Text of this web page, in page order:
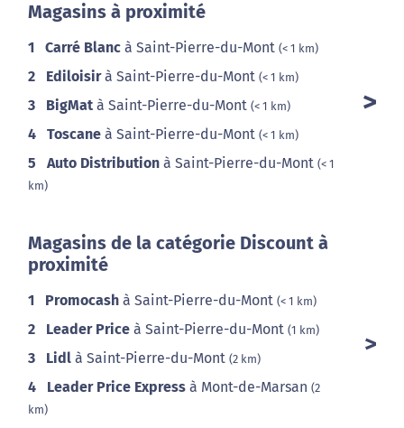
Magasins à proximité
1 Carré Blanc à Saint-Pierre-du-Mont (< 1 km)
2 Ediloisirà Saint-Pierre-du-Mont (< 1 km)
3 BigMat à Saint-Pierre-du-Mont (< 1 km)
4 Toscane à Saint-Pierre-du-Mont (< 1 km)
5 Auto Distribution à Saint-Pierre-du-Mont (< 1
km)
Magasins de la catégorie Discount à
proximité
1 Promocash à Saint-Pierre-du-Mont (< 1 km)
2 Leader Price à Saint-Pierre-du-Mont (1 km)
3 Lidl à Saint-Pierre-du-Mont (2 km)
4 Leader Price Express à Mont-de-Marsan (2
km)